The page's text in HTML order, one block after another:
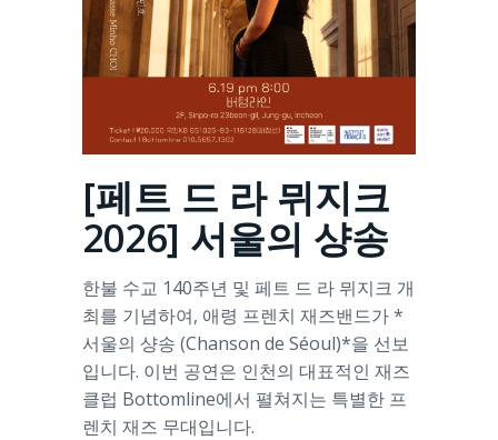
[페트 드 라 뮈지크
2026] 서울의 샹송
한불 수교 140주년 및 페트 드 라 뮈지크 개
최를 기념하여, 애령 프렌치 재즈밴드가 *
서울의 샹송 (Chanson de Séoul)*을 선보
입니다. 이번 공연은 인천의 대표적인 재즈
클럽 Bottomline에서 펼쳐지는 특별한 프
렌치 재즈 무대입니다.